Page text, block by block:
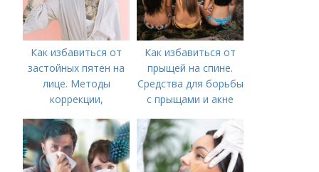
Как избавиться от
застойных пятен на
лице. Методы
коррекции,
акне и удаления
рубцов и шрамов
постакне
Как избавиться от
прыщей на спине.
Средства для борьбы
с прыщами и акне